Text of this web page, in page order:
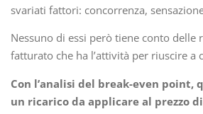
svariati fattori: concorrenza,
Nessuno di essi però tiene conto delle
fatturato che ha l’attività per riuscire a
Con l’analisi del break-even point,
un ricarico da applicare al prezzo